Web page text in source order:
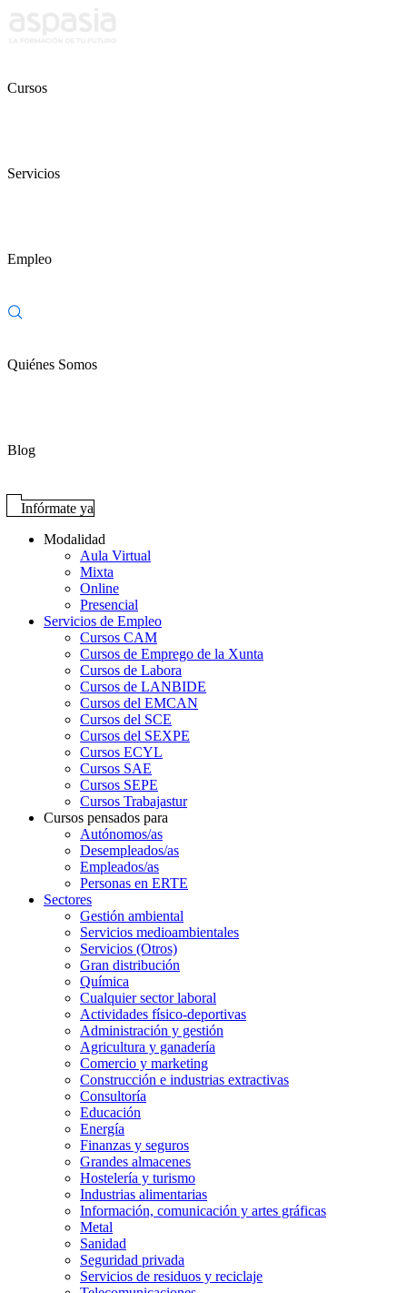
Cursos
Servicios
Empleo
Quiénes Somos
Blog
Infórmate ya
Modalidad
Aula Virtual
Mixta
Online
Presencial
Servicios de Empleo
Cursos CAM
Cursos de Emprego de la Xunta
Cursos de Labora
Cursos de LANBIDE
Cursos del EMCAN
Cursos del SCE
Cursos del SEXPE
Cursos ECYL
Cursos SAE
Cursos SEPE
Cursos Trabajastur
Cursos pensados para
Autónomos/as
Desempleados/as
Empleados/as
Personas en ERTE
Sectores
Gestión ambiental
Servicios medioambientales
Servicios (Otros)
Gran distribución
Química
Cualquier sector laboral
Actividades físico-deportivas
Administración y gestión
Agricultura y ganadería
Comercio y marketing
Construcción e industrias extractivas
Consultoría
Educación
Energía
Finanzas y seguros
Grandes almacenes
Hostelería y turismo
Industrias alimentarias
Información, comunicación y artes gráficas
Metal
Sanidad
Seguridad privada
Servicios de residuos y reciclaje